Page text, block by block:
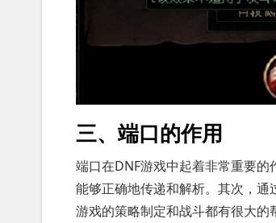
三、端口的作用
端口在DNF游戏中起着非常重要
能够正确地传递和解析。其次，
游戏的策略制定和战斗都有很大的